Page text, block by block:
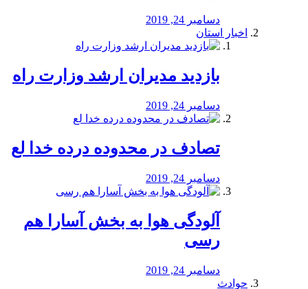
دسامبر 24, 2019
اخبار استان
بازدید مدیران ارشد وزارت راه
دسامبر 24, 2019
تصادف در محدوده درده خدا لع
دسامبر 24, 2019
آلودگی هوا به بخش آسارا هم
رسی
دسامبر 24, 2019
حوادث